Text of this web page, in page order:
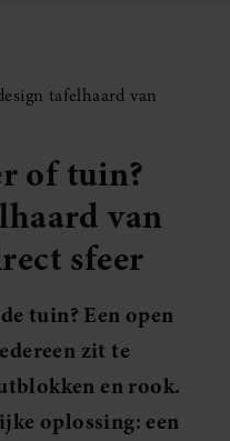
tafelhaard van
of tuin?
van
sfeer
tuin? Een open
zit te
en rook.
oplossing: een